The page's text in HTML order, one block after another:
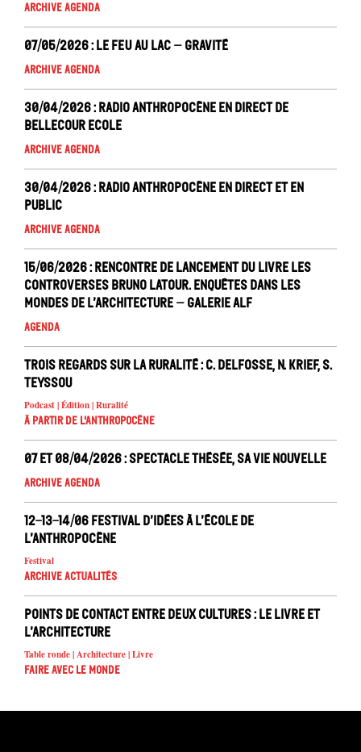
Archive Agenda
07/05/2026 : Le Feu au Lac – Gravité
Archive Agenda
30/04/2026 : Radio Anthropocène en direct de
Bellecour Ecole
Archive Agenda
30/04/2026 : Radio Anthropocène en direct et en
public
Archive Agenda
15/06/2026 : Rencontre de lancement du livre Les
controverses Bruno Latour. Enquêtes dans les
mondes de l’architecture – Galerie ALF
Agenda
Trois regards sur la ruralité : C. Delfosse, N. Krief, S.
Teyssou
Podcast | Édition | Ruralité
À partir de l'anthropocène
07 et 08/04/2026 : Spectacle Thésée, Sa vie nouvelle
Archive Agenda
12-13-14/06 Festival d’idées À l’école de
l’Anthropocène
Festival
Archive Actualités
Points de contact entre deux cultures : le livre et
l’architecture
Table ronde | Architecture | Livre
Faire avec le monde